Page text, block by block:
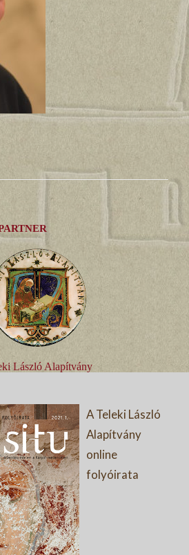
László Alapítvány
A Teleki László
Alapítvány
online
folyóirata